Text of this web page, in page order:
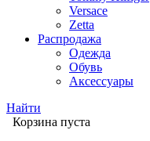
Versace
Zetta
Распродажа
Одежда
Обувь
Аксессуары
Найти
Корзина пуста